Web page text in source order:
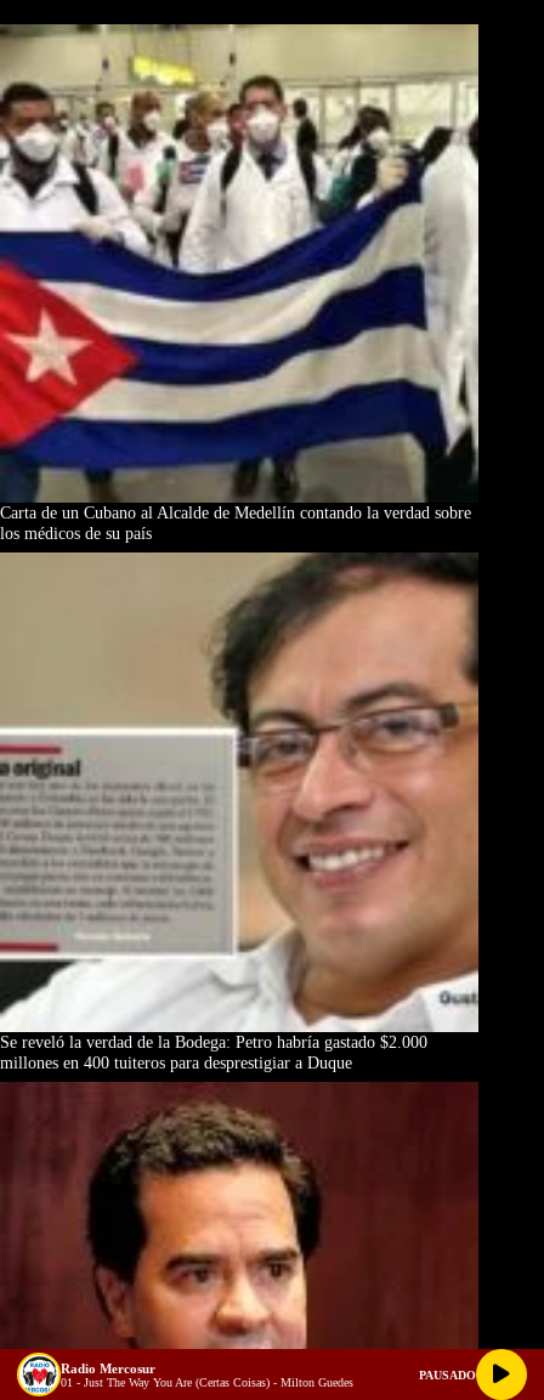
Carta de un Cubano al Alcalde de Medellín contando la verdad sobre
los médicos de su país
Se reveló la verdad de la Bodega: Petro habría gastado $2.000
millones en 400 tuiteros para desprestigiar a Duque
Radio Mercosur
01 - Just The Way You Are (Certas Coisas) - Milton Guedes
PAUSADO